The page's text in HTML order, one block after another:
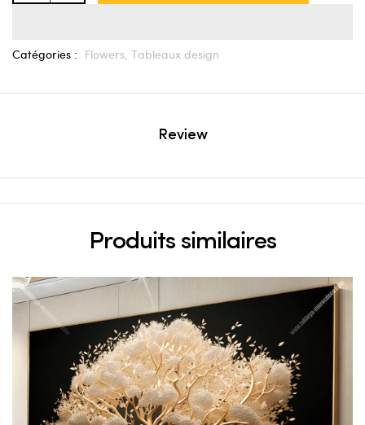
Catégories : Flowers, Tableaux design
Review
Produits similaires